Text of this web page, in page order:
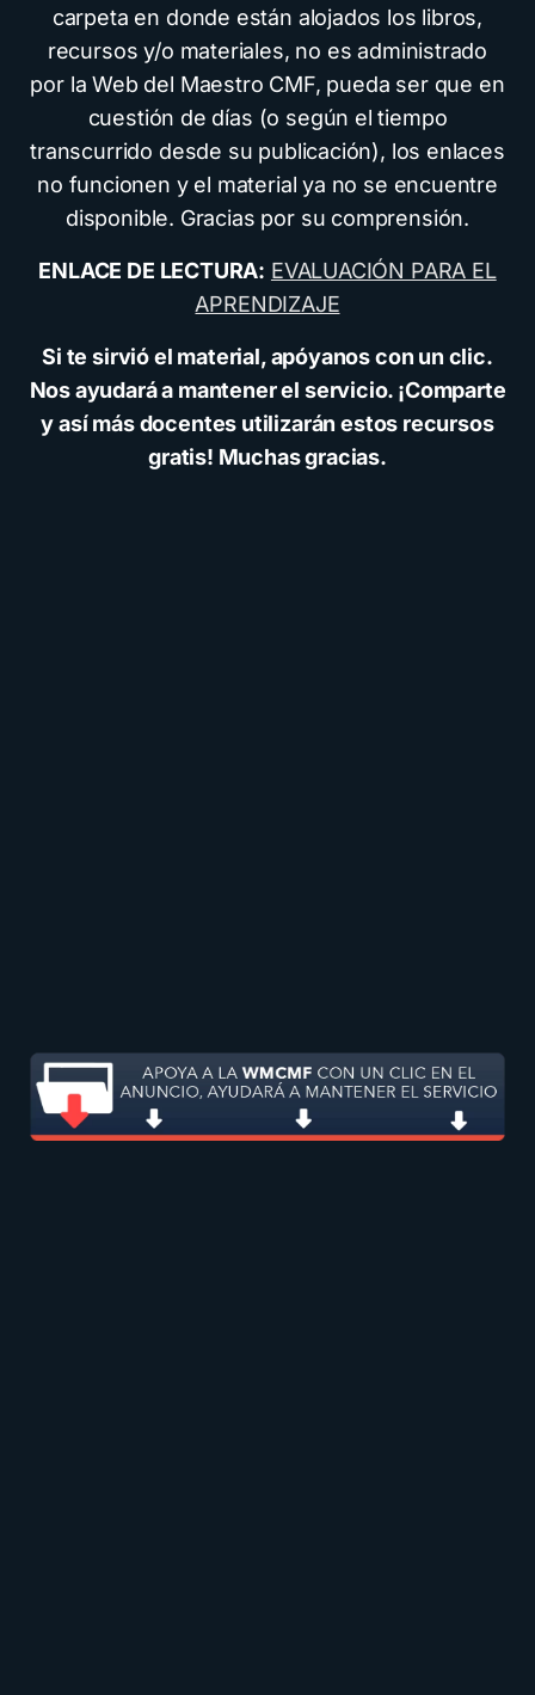
carpeta en donde están alojados los libros,
recursos y/o materiales, no es administrado
por la Web del Maestro CMF, pueda ser que en
cuestión de días (o según el tiempo
transcurrido desde su publicación), los enlaces
no funcionen y el material ya no se encuentre
disponible. Gracias por su comprensión.
ENLACE DE LECTURA: EVALUACIÓN PARA EL
APRENDIZAJE
Si te sirvió el material, apóyanos con un clic.
Nos ayudará a mantener el servicio. ¡Comparte
y así más docentes utilizarán estos recursos
gratis! Muchas gracias.